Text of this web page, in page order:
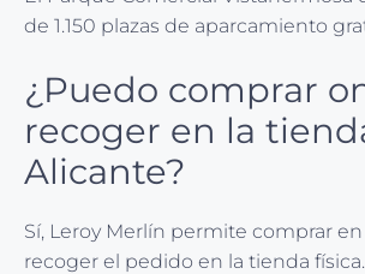
de 1.150 plazas de aparcamiento
¿Puedo comprar
recoger en la
Alicante?
Sí, Leroy Merlín permite comprar
recoger el pedido en la tienda física.